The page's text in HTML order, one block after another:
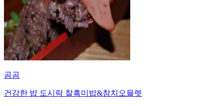
곰곰
건강한 밥 도시락 찰흑미밥&참치오믈렛